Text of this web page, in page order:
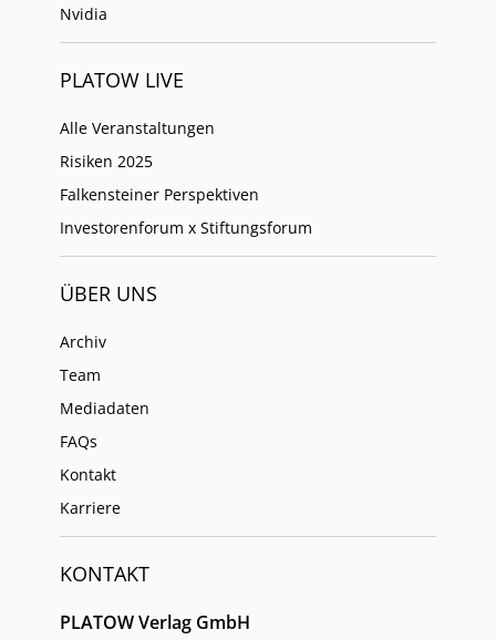
Nvidia
PLATOW LIVE
Alle Veranstaltungen
Risiken 2025
Falkensteiner Perspektiven
Investorenforum x Stiftungsforum
ÜBER UNS
Archiv
Team
Mediadaten
FAQs
Kontakt
Karriere
KONTAKT
PLATOW Verlag GmbH